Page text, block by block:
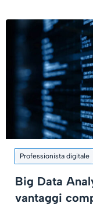
Professionista digitale
Big Data
vantaggi